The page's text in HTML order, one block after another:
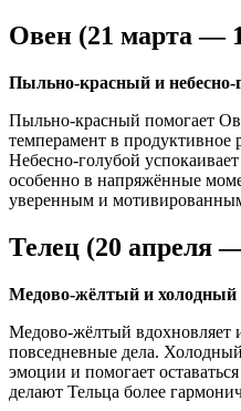
Овен (21 марта —
Пыльно-красный и небесно-
Пыльно-красный помогает
темперамент в продуктивное
Небесно-голубой
особенно в напряжённые
уверенным и
Телец (20 апреля
Медово-жёлтый и
Медово-жёлтый вдохновляет
повседневные дела.
эмоции и помогает
делают Тельца более